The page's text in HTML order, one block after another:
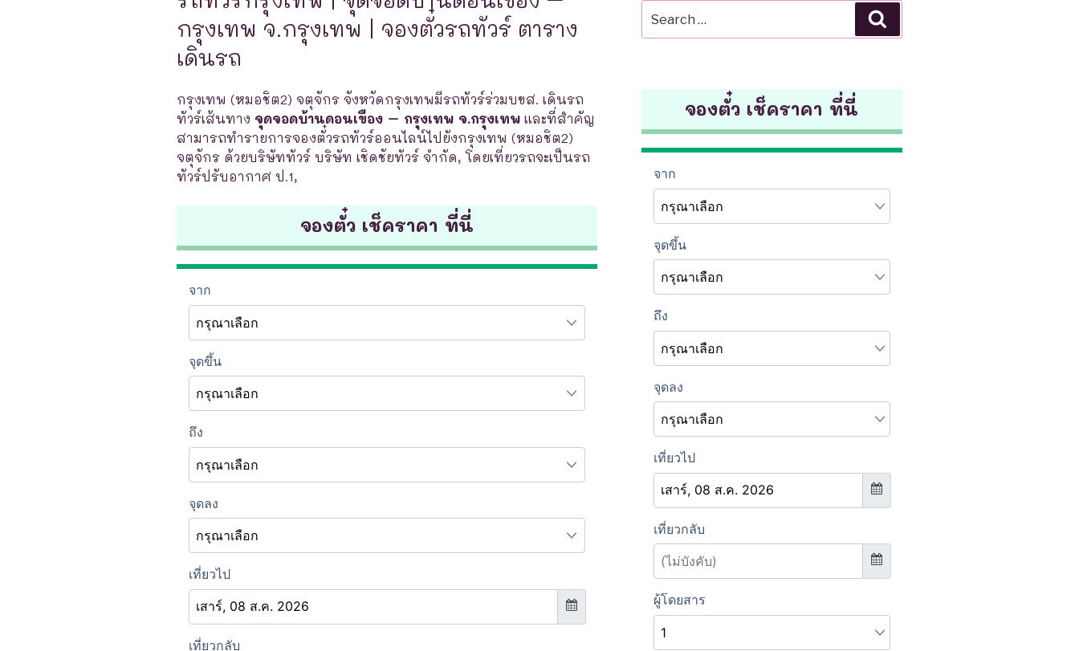
กรุงเทพ จ.กรุงเทพ | จองตั๋วรถทัวร์ ตาราง
เดินรถ
กรุงเทพ (หมอชิต2) จตุจักร จังหวัดกรุงเทพมีรถทัวร์ร่วมบขส. เดินรถ
ทัวร์เส้นทาง จุดจอดบ้านดอนเขือง – กรุงเทพ จ.กรุงเทพ และที่สำคัญ
สามารถทำรายการจองตั๋วรถทัวร์ออนไลน์ไปยังกรุงเทพ (หมอชิต2)
จตุจักร ด้วยบริษัททัวร์ บริษัท เชิดชัยทัวร์ จำกัด, โดยเที่ยวรถจะเป็นรถ
ทัวร์ปรับอากาศ ป.1,
จองตั๋ว เช็คราคา ที่นี่
for:
จองตั๋ว เช็คราคา ที่นี่